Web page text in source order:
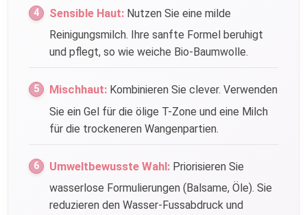
Sensible Haut: Nutzen Sie eine milde
Reinigungsmilch. Ihre sanfte Formel beruhigt
und pflegt, so wie weiche Bio-Baumwolle.
Mischhaut: Kombinieren Sie clever. Verwenden
Sie ein Gel für die ölige T-Zone und eine Milch
für die trockeneren Wangenpartien.
Umweltbewusste Wahl: Priorisieren Sie
wasserlose Formulierungen (Balsame, Öle). Sie
reduzieren den Wasser-Fussabdruck und